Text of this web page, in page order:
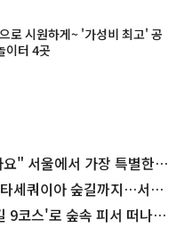
로 시원하게~ '가성비 최고' 공
이터 4곳
" 서울에서 가장 특별한
세쿼이아 숲길까지…서울
9코스'로 숲속 피서 떠나볼